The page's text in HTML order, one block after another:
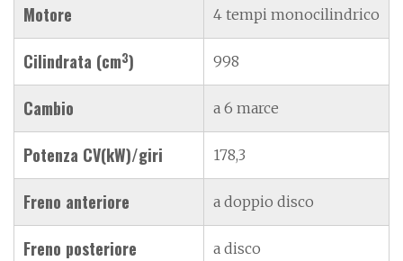
Motore 4 tempi monocilindrico
Cilindrata (cm3) 998
Cambio a 6 marce
Potenza CV(kW)/giri 178,3
Freno anteriore a doppio disco
Freno posteriore a disco